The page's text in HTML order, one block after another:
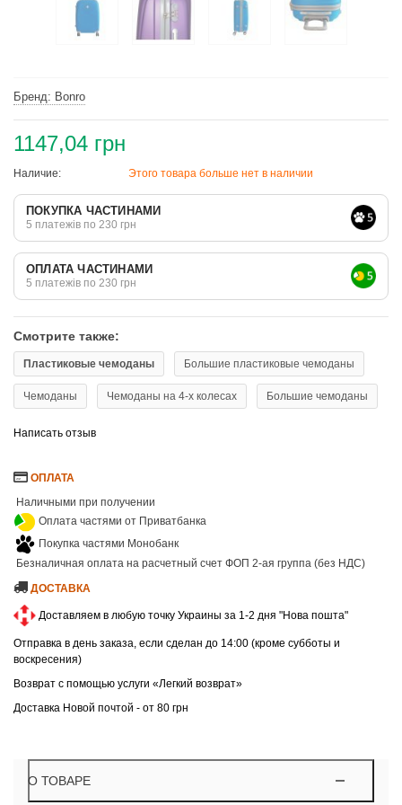
Бренд: Bonro
1147,04 грн
Наличие: Этого товара больше нет в наличии
ПОКУПКА ЧАСТИНАМИ
5 платежів по 230 грн
ОПЛАТА ЧАСТИНАМИ
5 платежів по 230 грн
Смотрите также:
Пластиковые чемоданы Большие пластиковые чемоданы
Чемоданы Чемоданы на 4-х колесах Большие чемоданы
Написать отзыв
ОПЛАТА
Наличными при получении
Оплата частями от Приватбанка
Покупка частями Монобанк
Безналичная оплата на расчетный счет ФОП 2-ая группа (без НДС)
ДОСТАВКА
Доставляем в любую точку Украины за 1-2 дня "Нова пошта"
Отправка в день заказа, если сделан до 14:00 (кроме субботы и
воскресения)
Возврат с помощью услуги «Легкий возврат»
Доставка Новой почтой - от 80 грн
О ТОВАРЕ